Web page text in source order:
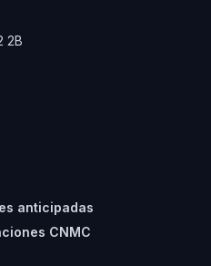
2B
anticipadas
CNMC